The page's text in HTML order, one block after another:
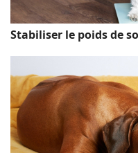
Stabiliser le poids de